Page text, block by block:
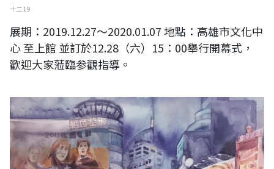
十二 19
展期：2019.12.27～2020.01.07 地點：高雄市文化中
心 至上館 並訂於12.28（六）15：00舉行開幕式，
歡迎大家蒞臨参觀指導。
林仁傑2019作品